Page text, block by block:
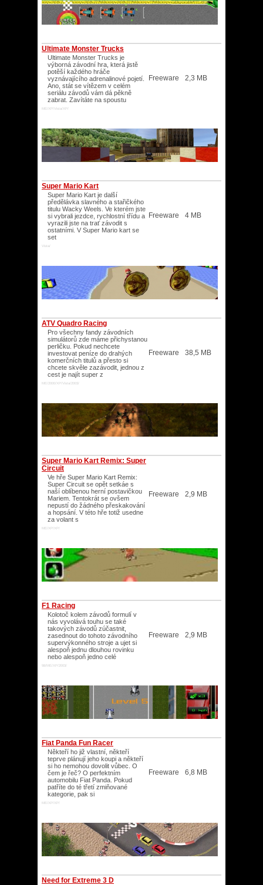
Ultimate Monster Trucks
Ultimate Monster Trucks je
výborná závodní hra, která jistě
potěší každého hráče
vyznávajícího adrenalinové pojetí.
Ano, stát se vítězem v celém
seriálu závodů vám dá pěkně
zabrat. Zavítáte na spoustu
ME/XP/Vista/XP/
Freeware 2,3 MB
Super Mario Kart
Super Mario Kart je další
předělávka slavného a stařičkého
titulu Wacky Weels. Ve kterém jste
si vybrali jezdce, rychlostní třídu a
vyrazili jste na trať závodit s
ostatními. V Super Mario kart se
set
Vista/
Freeware 4 MB
ATV Quadro Racing
Pro všechny fandy závodních
simulátorů zde máme přichystanou
perličku. Pokud nechcete
investovat peníze do drahých
komerčních titulů a přesto si
chcete skvěle zazávodit, jednou z
cest je najít super z
ME/2000/XP/Vista/2003/
Freeware 38,5 MB
Super Mario Kart Remix: Super
Circuit
Ve hře Super Mario Kart Remix:
Super Circuit se opět setkáe s
naší oblíbenou herní postavičkou
Mariem. Tentokrát se ovšem
nepustí do žádného přeskakování
a hopsání. V této hře totiž usedne
za volant s
ME/XP/XP/
Freeware 2,9 MB
F1 Racing
Kolotoč kolem závodů formulí v
nás vyvolává touhu se také
takových závodů zúčastnit,
zasednout do tohoto závodního
supervýkonného stroje a ujet si
alespoň jednu dlouhou rovinku
nebo alespoň jedno celé
98/ME/XP/2003/
Freeware 2,9 MB
Fiat Panda Fun Racer
Někteří ho již vlastní, někteří
teprve plánují jeho koupi a někteří
si ho nemohou dovolit vůbec. O
čem je řeč? O perfektním
automobilu Fiat Panda. Pokud
patříte do té třetí zmiňované
kategorie, pak si
ME/XP/XP/
Freeware 6,8 MB
Need for Extreme 3 D